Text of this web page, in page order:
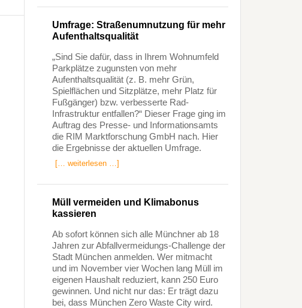
Umfrage: Straßenumnutzung für mehr
Aufenthaltsqualität
„Sind Sie dafür, dass in Ihrem Wohnumfeld
Parkplätze zugunsten von mehr
Aufenthaltsqualität (z. B. mehr Grün,
Spielflächen und Sitzplätze, mehr Platz für
Fußgänger) bzw. verbesserte Rad-
Infrastruktur entfallen?“ Dieser Frage ging im
Auftrag des Presse- und Informationsamts
die RIM Marktforschung GmbH nach. Hier
die Ergebnisse der aktuellen Umfrage.
[… weiterlesen …]
Müll vermeiden und Klimabonus
kassieren
Ab sofort können sich alle Münchner ab 18
Jahren zur Abfallvermeidungs-Challenge der
Stadt München anmelden. Wer mitmacht
und im November vier Wochen lang Müll im
eigenen Haushalt reduziert, kann 250 Euro
gewinnen. Und nicht nur das: Er trägt dazu
bei, dass München Zero Waste City wird.